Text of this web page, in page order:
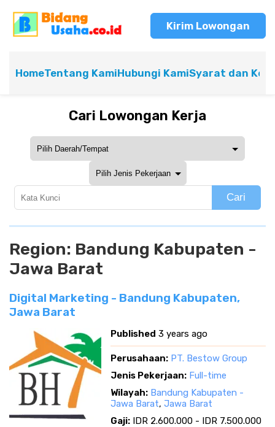
Kirim Lowongan
HomeTentang KamiHubungi KamiSyarat dan
Cari Lowongan Kerja
Cari
Region: Bandung Kabupaten -
Jawa Barat
Digital Marketing - Bandung Kabupaten,
Jawa Barat
Published 3 years ago
Perusahaan: PT. Bestow Group
Jenis Pekerjaan: Full-time
Wilayah: Bandung Kabupaten -
Jawa Barat, Jawa Barat
Gaji: IDR 2.600.000 - IDR 7.500.000